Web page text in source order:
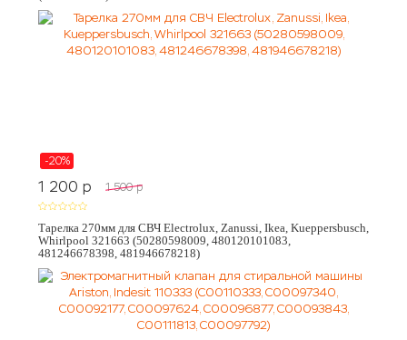
-20%
1 200 p 1 500 p
Тарелка 270мм для СВЧ Electrolux, Zanussi, Ikea, Kueppersbusch,
Whirlpool 321663 (50280598009, 480120101083,
481246678398, 481946678218)